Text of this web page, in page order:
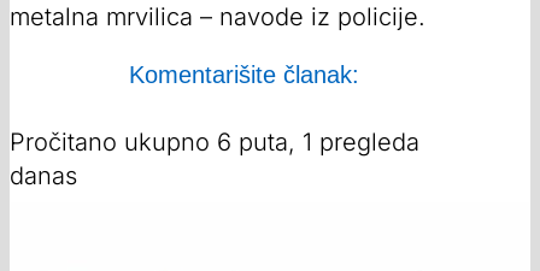
metalna mrvilica – navode iz policije.
Komentarišite članak:
Pročitano ukupno 6 puta, 1 pregleda
danas